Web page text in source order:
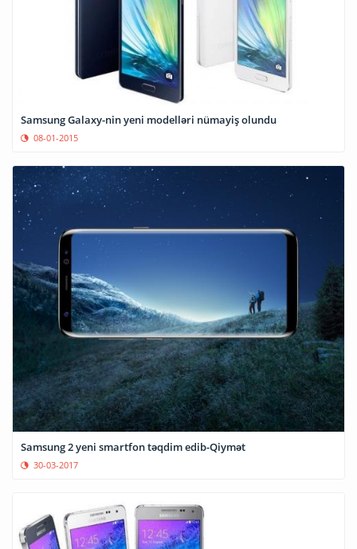
Samsung Galaxy-nin yeni modelləri nümayiş olundu
08-01-2015
Samsung 2 yeni smartfon təqdim edib-Qiymət
30-03-2017